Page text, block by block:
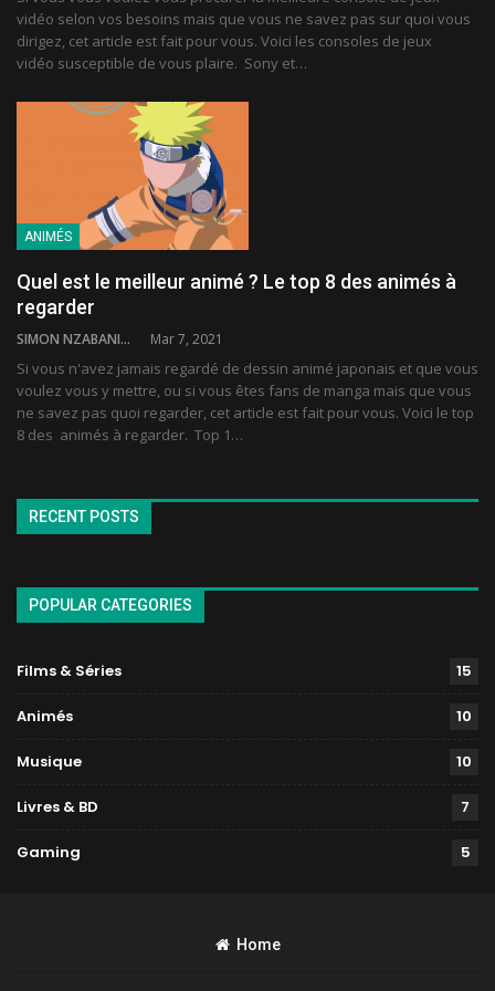
vidéo selon vos besoins mais que vous ne savez pas sur quoi vous
dirigez, cet article est fait pour vous. Voici les consoles de jeux
vidéo susceptible de vous plaire. Sony et…
ANIMÉS
Quel est le meilleur animé ? Le top 8 des animés à
regarder
SIMON NZABANITA Mar 7, 2021
Si vous n'avez jamais regardé de dessin animé japonais et que vous
voulez vous y mettre, ou si vous êtes fans de manga mais que vous
ne savez pas quoi regarder, cet article est fait pour vous. Voici le top
8 des animés à regarder. Top 1…
RECENT POSTS
POPULAR CATEGORIES
Films & Séries 15
Animés 10
Musique 10
Livres & BD 7
Gaming 5
Home